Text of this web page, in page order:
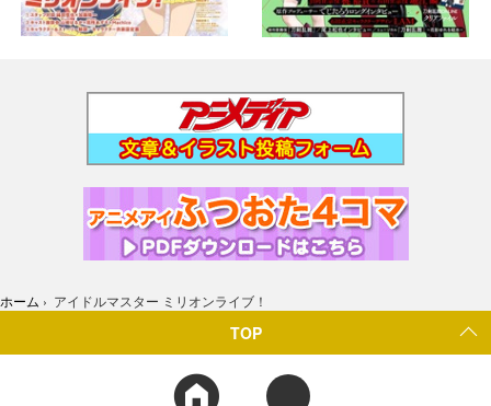
ホーム › アイドルマスター ミリオンライブ！
TOP